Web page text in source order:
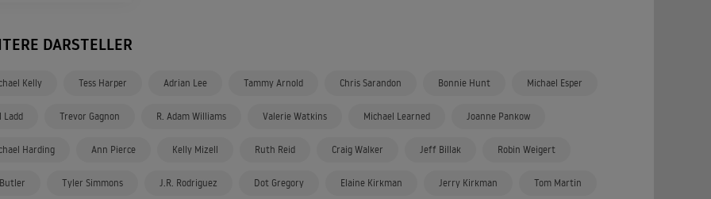
DARSTELLER
Kelly Tess Harper Adrian Lee Tammy Arnold Chris Sarandon Bonnie Hunt Michael Esper
Ladd Trevor Gagnon R. Adam Williams Valerie Watkins Michael Learned Joanne Pankow
Harding Ann Pierce Kelly Mizell Ruth Reid Craig Walker Jeff Billak Robin Weigert
Tyler Simmons J.R. Rodriguez Dot Gregory Elaine Kirkman Jerry Kirkman Tom Martin